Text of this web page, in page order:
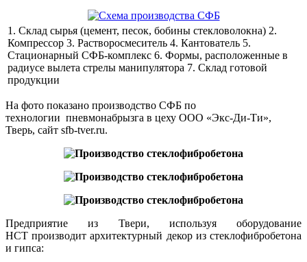
1. Склад сырья (цемент, песок, бобины стекловолокна) 2.
Компрессор 3. Растворосмеситель 4. Кантователь 5.
Стационарный СФБ-комплекс 6. Формы, расположенные в
радиусе вылета стрелы манипулятора 7. Склад готовой
продукции
На фото показано производство СФБ по
технологии пневмонабрызга в цеху ООО «Экс-Ди-Ти»,
Тверь, сайт sfb-tver.ru.
Предприятие из Твери, используя оборудование
НСТ производит архитектурный декор из стеклофибробетона
и гипса: